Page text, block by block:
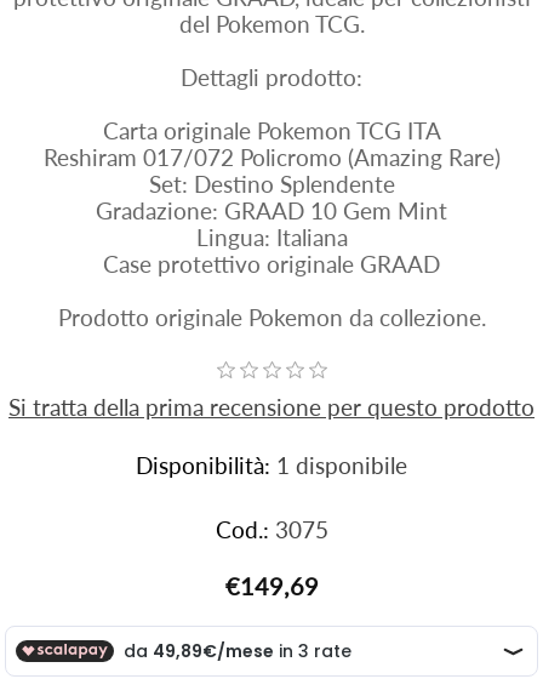
del Pokemon TCG.
Dettagli prodotto:
Carta originale Pokemon TCG ITA
Reshiram 017/072 Policromo (Amazing Rare)
Set: Destino Splendente
Gradazione: GRAAD 10 Gem Mint
Lingua: Italiana
Case protettivo originale GRAAD
Prodotto originale Pokemon da collezione.
Si tratta della prima recensione per questo prodotto
Disponibilità: 1 disponibile
Cod.: 3075
€149,69